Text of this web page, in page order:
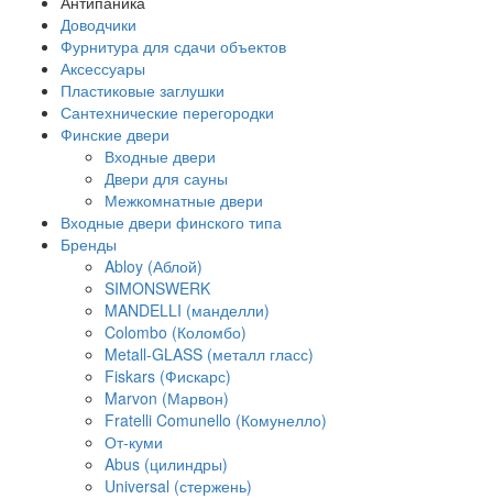
Доводчики
Фурнитура для сдачи объектов
Аксессуары
Пластиковые заглушки
Сантехнические перегородки
Финские двери
Входные двери
Двери для сауны
Межкомнатные двери
Входные двери финского типа
Бренды
Abloy (Аблой)
SIMONSWERK
MANDELLI (манделли)
Colombo (Коломбо)
Metall-GLASS (металл гласс)
Fiskars (Фискарс)
Marvon (Марвон)
Fratelli Comunello (Комунелло)
От-куми
Abus (цилиндры)
Universal (стержень)